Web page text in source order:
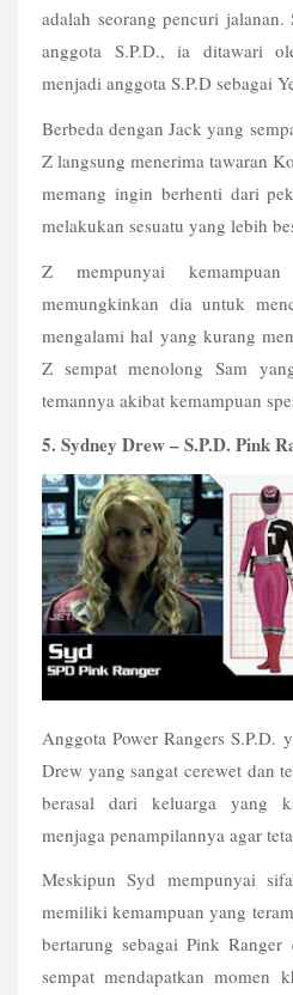
adalah seorang pencuri
anggota S.P.D., ia ditawari
menjadi anggota S.P.D sebagai
Berbeda dengan Jack yang
Z langsung menerima tawaran
memang ingin berhenti dari
melakukan sesuatu yang lebih
Z mempunyai
memungkinkan dia untuk
mengalami hal yang kurang
Z sempat menolong Sam
temannya akibat kemampuan
5. Sydney Drew – S.P.D. Pink
Anggota Power Rangers S.P.D.
Drew yang sangat cerewet dan
berasal dari keluarga yang
menjaga penampilannya agar
Meskipun Syd mempunyai
memiliki kemampuan yang
bertarung sebagai Pink
sempat mendapatkan momen